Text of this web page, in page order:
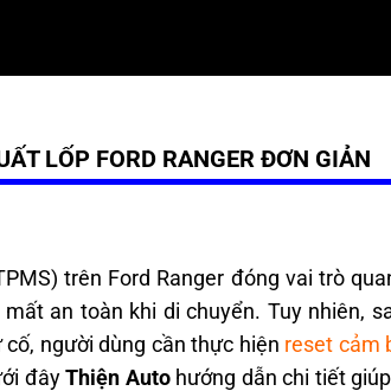
LỐP FORD RANGER ĐƠN GIẢN
trên Ford Ranger đóng vai trò
an toàn khi di chuyển. Tuy nhiên,
người dùng cần thực hiện reset cảm
đâyThiện Autohướng dẫn chi tiết